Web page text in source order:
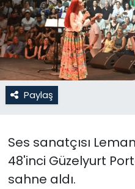
Paylaş
Ses sanatçısı
48'inci Güzelyurt
sahne aldı.
Kültür Sanat
Magazin
Moda
Nöbetçi Eczaneler
Politika